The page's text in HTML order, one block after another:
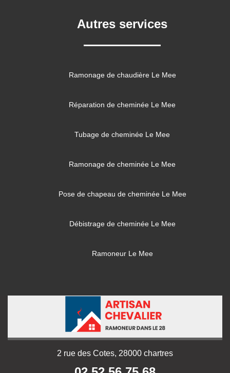
Autres services
Ramonage de chaudière Le Mee
Réparation de cheminée Le Mee
Tubage de cheminée Le Mee
Ramonage de cheminée Le Mee
Pose de chapeau de cheminée Le Mee
Débistrage de cheminée Le Mee
Ramoneur Le Mee
2 rue des Cotes, 28000 chartres